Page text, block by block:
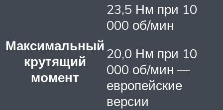
Максимальный
крутящий
момент
23,5 Нм при 10
000 об/мин
20,0 Нм при 10
000 об/мин —
европейские
версии